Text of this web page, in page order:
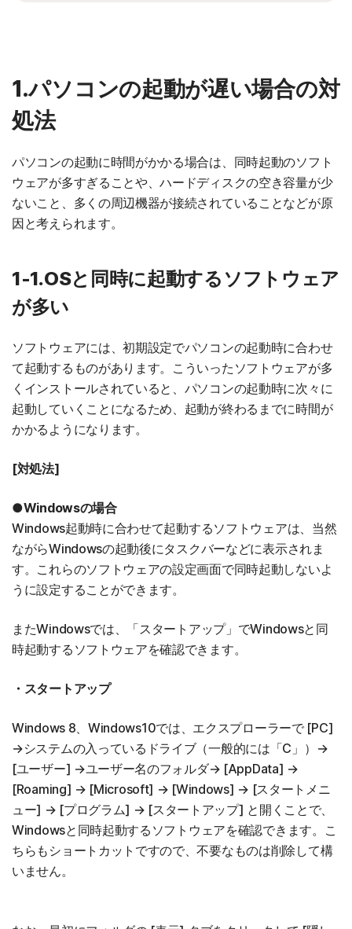
1.パソコンの起動が遅い場合の対
処法
パソコンの起動に時間がかかる場合は、同時起動のソフト
ウェアが多すぎることや、ハードディスクの空き容量が少
ないこと、多くの周辺機器が接続されていることなどが原
因と考えられます。
1-1.OSと同時に起動するソフトウェア
が多い
ソフトウェアには、初期設定でパソコンの起動時に合わせ
て起動するものがあります。こういったソフトウェアが多
くインストールされていると、パソコンの起動時に次々に
起動していくことになるため、起動が終わるまでに時間が
かかるようになります。
[対処法]
●Windowsの場合
Windows起動時に合わせて起動するソフトウェアは、当然
ながらWindowsの起動後にタスクバーなどに表示されま
す。これらのソフトウェアの設定画面で同時起動しないよ
うに設定することができます。
またWindowsでは、「スタートアップ」でWindowsと同
時起動するソフトウェアを確認できます。
・スタートアップ
Windows 8、Windows10では、エクスプローラーで [PC]
→システムの入っているドライブ（一般的には「C」）→
[ユーザー] →ユーザー名のフォルダ→ [AppData] →
[Roaming] → [Microsoft] → [Windows] → [スタートメニ
ュー] → [プログラム] → [スタートアップ] と開くことで、
Windowsと同時起動するソフトウェアを確認できます。こ
ちらもショートカットですので、不要なものは削除して構
いません。